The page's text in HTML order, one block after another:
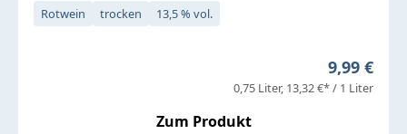
Rotwein trocken 13,5 % vol.
Regulärer
9,99 €
0,75 Liter 13,32 €* / 1 Liter
Zum Produkt